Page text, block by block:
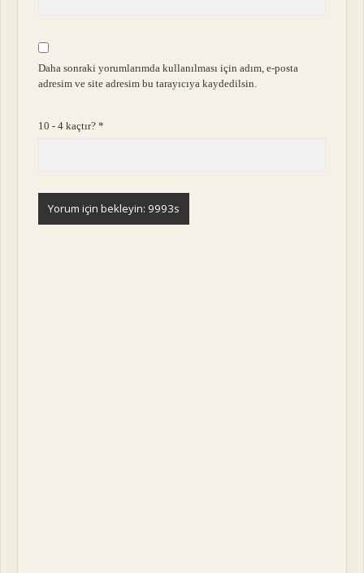
Daha sonraki yorumlarımda kullanılması için adım, e-posta
adresim ve site adresim bu tarayıcıya kaydedilsin.
10 - 4 kaçtır?*